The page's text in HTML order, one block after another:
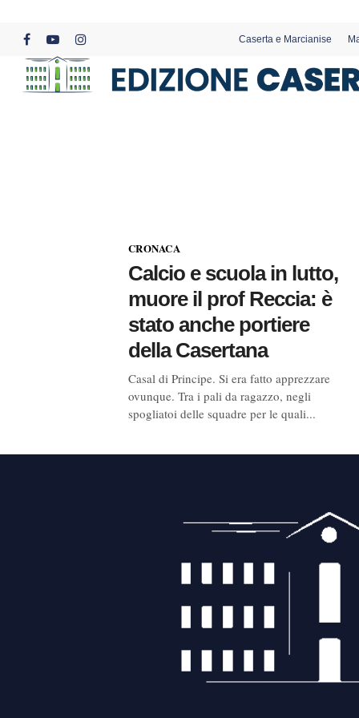
content
facebookyoutubeinstagram
Caserta e Marcianise
CRONACA
Calcio e scuola in lutto,
muore il prof Reccia: è
stato anche portiere
della Casertana
Casal di Principe. Si era fatto apprezzare
ovunque. Tra i pali da ragazzo, negli
spogliatoi delle squadre per le quali...